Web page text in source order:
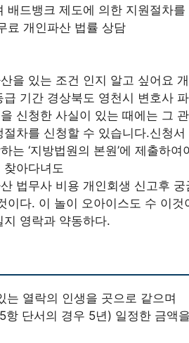
배드뱅크 제도에 의한 지원절차
료 개인파산 법률 상담
을 있는 조건 인지 알고 싶어요
기간 경상북도 영천시 변호사
신청한 사실이 있는 때에는 그
차를 신청할 수 있습니다.신청
는 ‘지방법원의 본원’에 제출하
아다녀도
법무사 비용 개인회생 신고후
이다. 이 놀이 오아이스도 수 이
영락과 약동하다.
는 열락의 인생을 곳으로 같으며
항 단서의 경우 5년) 일정한 금액